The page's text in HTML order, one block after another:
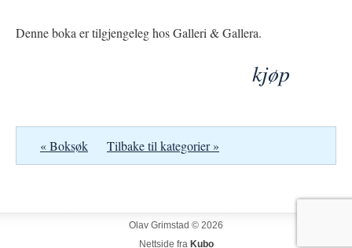
Denne boka er tilgjengeleg hos Galleri & Gallera.
kjøp
« Boksøk Tilbake til kategorier »
Olav Grimstad © 2026
Nettside fra Kubo